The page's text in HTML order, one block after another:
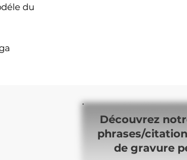
du
Découvrez
phrases/
de gravure